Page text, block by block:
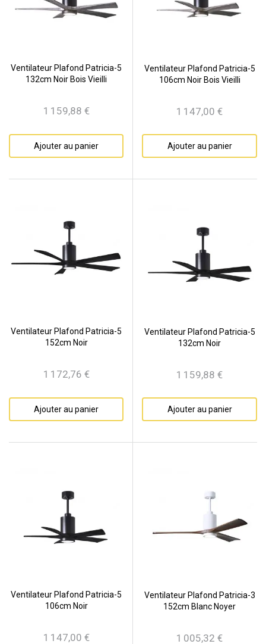
Ventilateur Plafond Patricia-5
132cm Noir Bois Vieilli
Prix
1 159,88 €
Ajouter au panier
Ventilateur Plafond Patricia-5
106cm Noir Bois Vieilli
Prix
1 147,00 €
Ajouter au panier
Ventilateur Plafond Patricia-5
152cm Noir
Prix
1 172,76 €
Ajouter au panier
Ventilateur Plafond Patricia-5
132cm Noir
Prix
1 159,88 €
Ajouter au panier
Ventilateur Plafond Patricia-5
106cm Noir
1 147,00 €
Ventilateur Plafond Patricia-3
152cm Blanc Noyer
1 005,32 €